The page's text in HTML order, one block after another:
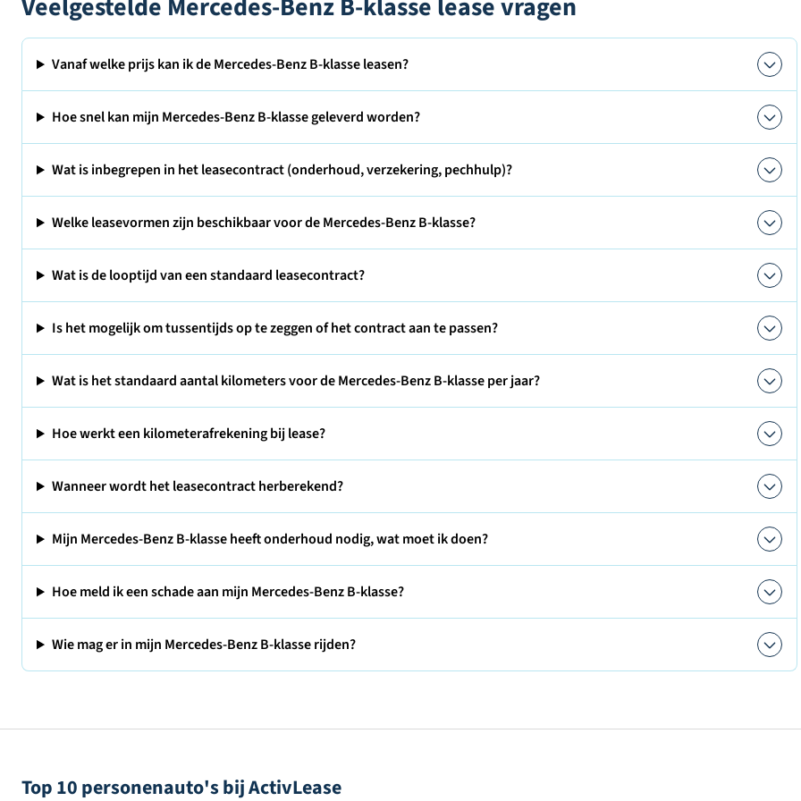
Veelgestelde Mercedes-Benz B-klasse lease vragen
Vanaf welke prijs kan ik de Mercedes-Benz B-klasse leasen?
Hoe snel kan mijn Mercedes-Benz B-klasse geleverd worden?
Wat is inbegrepen in het leasecontract (onderhoud, verzekering, pechhulp)?
Welke leasevormen zijn beschikbaar voor de Mercedes-Benz B-klasse?
Wat is de looptijd van een standaard leasecontract?
Is het mogelijk om tussentijds op te zeggen of het contract aan te passen?
Wat is het standaard aantal kilometers voor de Mercedes-Benz B-klasse per jaar?
Hoe werkt een kilometerafrekening bij lease?
Wanneer wordt het leasecontract herberekend?
Mijn Mercedes-Benz B-klasse heeft onderhoud nodig, wat moet ik doen?
Hoe meld ik een schade aan mijn Mercedes-Benz B-klasse?
Wie mag er in mijn Mercedes-Benz B-klasse rijden?
Top 10 personenauto's bij ActivLease